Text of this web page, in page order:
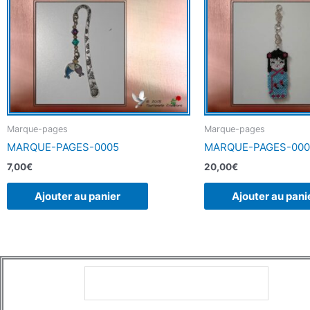
Marque-pages
MARQUE-PAGES-0005
7,00€
Ajouter au panier
Marque-pages
MARQUE-PAGES-
20,00€
Ajouter au